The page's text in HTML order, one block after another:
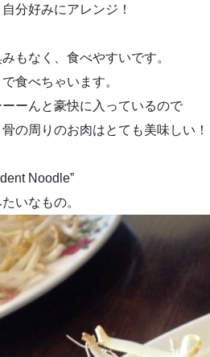
分好みにアレンジ！
もなく、食べやすいです。
食べちゃいます。
ーんと豪快に入っているので
の周りのお肉はとても美味しい！
Noodle”
いなもの。